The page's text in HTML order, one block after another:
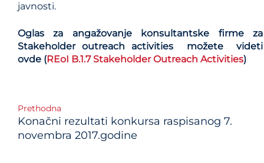
javnosti.
Oglas za angažovanje konsultantske firme za
Stakeholder outreach activities možete videti
ovde (REoI B.1.7 Stakeholder Outreach Activities)
Post
navigation
Prethodna
Konačni rezultati konkursa raspisanog 7.
novembra 2017.godine